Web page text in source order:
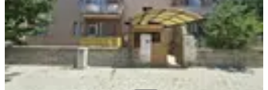
3+1·135 m² 3. Kat 17.07.2026
15.500 ₺
REMAX DEM Burak Yıldız
Ara